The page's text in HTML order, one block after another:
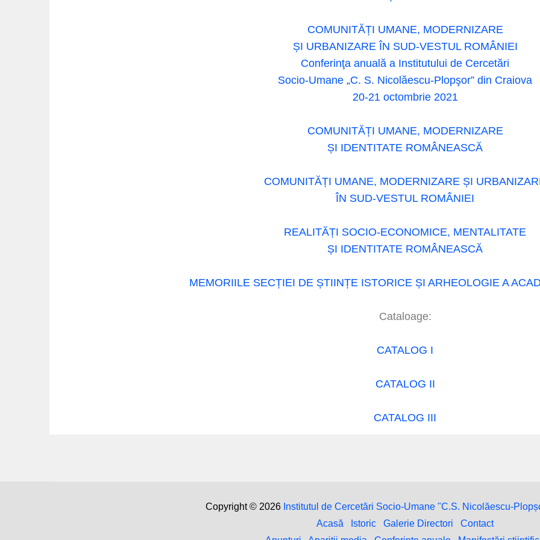
COMUNITĂȚI UMANE, MODERNIZARE
ȘI URBANIZARE ÎN SUD-VESTUL ROMÂNIEI
Conferinţa anuală a Institutului de Cercetări
Socio-Umane „C. S. Nicolăescu-Plopşor” din Craiova
20-21 octombrie 2021
COMUNITĂȚI UMANE, MODERNIZARE
ȘI IDENTITATE ROMÂNEASCĂ
COMUNITĂȚI UMANE, MODERNIZARE ȘI
ÎN SUD-VESTUL ROMÂNIEI
REALITĂȚI SOCIO-ECONOMICE, MENTALITATE
ȘI IDENTITATE ROMÂNEASCĂ
MEMORIILE SECȚIEI DE ȘTIINȚE ISTORICE ȘI ARHEOLOGIE A
Cataloage:
CATALOG I
CATALOG II
CATALOG III
Copyright © 2026 Institutul de Cercetări Socio-Umane "C.S. Nicolăescu-
Acasă
Istoric Galerie Directori
Contact